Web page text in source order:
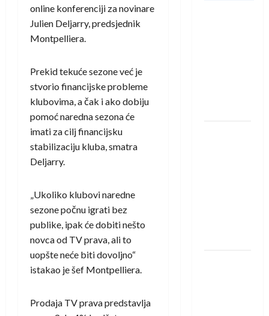
online konferenciji za novinare
Julien Deljarry, predsjednik
Montpelliera.
Prekid tekuće sezone već je
stvorio financijske probleme
klubovima, a čak i ako dobiju
pomoć naredna sezona će
imati za cilj financijsku
stabilizaciju kluba, smatra
Deljarry.
„Ukoliko klubovi naredne
sezone počnu igrati bez
publike, ipak će dobiti nešto
novca od TV prava, ali to
uopšte neće biti dovoljno“
istakao je šef Montpelliera.
Prodaja TV prava predstavlja